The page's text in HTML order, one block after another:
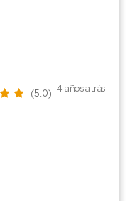
(5.0) 4 años atrás